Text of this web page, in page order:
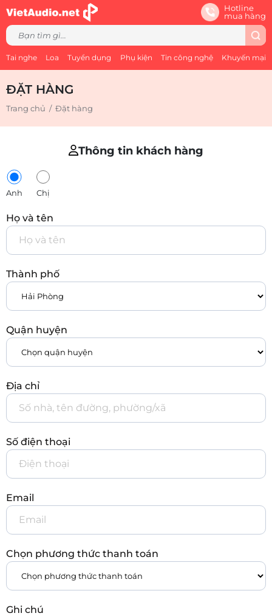
Hotline
mua hàng
Tai nghe Loa Tuyển dụng Phụ kiện Tin công nghệ Khuyến mại
ĐẶT HÀNG
Trang chủ / Đặt hàng
Thông tin khách hàng
Anh Chị
Họ và tên
Thành phố
Quận huyện
Địa chỉ
Số điện thoại
Email
Chọn phương thức thanh toán
Ghi chú